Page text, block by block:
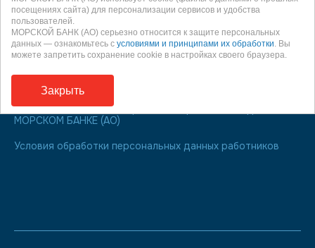
МОРСКОЙ БАНК является участником системы
обязательного страхования вкладов
О праве направления обращения к финансовому
уполномоченному
Информация для заемщиков
ЧАСТНАЯ ПОЛИТИКА обработки персональных данных В
МОРСКОМ БАНКЕ (АО)
Условия обработки персональных данных работников
посещениях сайта) для персонализации сервисов и удобства
пользователей.
МОРСКОЙ БАНК (АО) серьезно относится к защите персональных
данных — ознакомьтесь с условиями и принципами их обработки. Вы
можете запретить сохранение cookie в настройках своего браузера.
Закрыть